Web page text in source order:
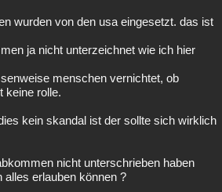
wurden von den usa eingesetzt. das ist
ja nicht unterzeichnet wie ich hier
menschen vernichtet, ob
keine rolle.
kein skandal ist der sollte sich wirklich
nicht unterschrieben haben
erlauben können ?